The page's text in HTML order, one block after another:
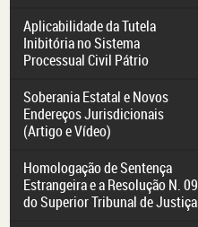
Aplicabilidade da Tutela
Inibitória no Sistema
Processual Civil Pátrio
Soberania Estatal e Novos
Endereços Jurisdicionais
(Artigo e Vídeo)
Homologação de Sentença
Estrangeira e a Resolução N. 09
do Superior Tribunal de Justiça